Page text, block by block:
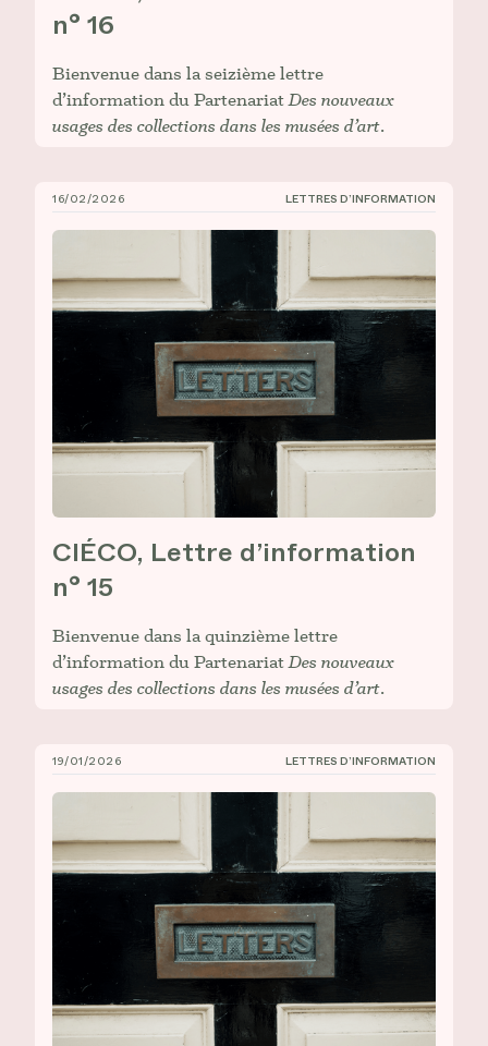
n° 16
Bienvenue dans la seizième lettre
d’information du PartenariatDes nouveaux
usages des collections dans les musées d’art.
CIÉCO, Lettre d’information n° 15
16/02/2026 LETTRES D’INFORMATION
CIÉCO, Lettre d’information
n° 15
Bienvenue dans la quinzième lettre
d’information du PartenariatDes nouveaux
usages des collections dans les musées d’art.
CIÉCO, Lettre d’information n° 14
19/01/2026 LETTRES D’INFORMATION